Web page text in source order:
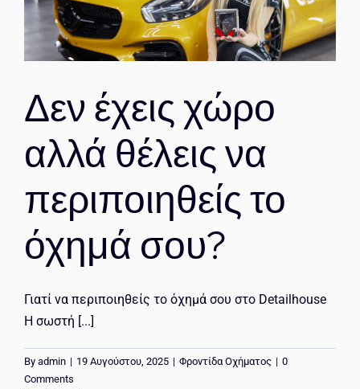
Δεν έχεις χώρο
αλλά θέλεις να
περιποιηθείς το
όχημά σου?
Γιατί να περιποιηθείς το όχημά σου στο Detailhouse
Η σωστή [...]
By admin | 19 Αυγούστου, 2025 | Φροντίδα Οχήματος | 0
Comments